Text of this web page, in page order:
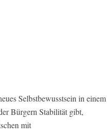
Selbstbewusstsein in einem
Bürgern Stabilität gibt,
mit